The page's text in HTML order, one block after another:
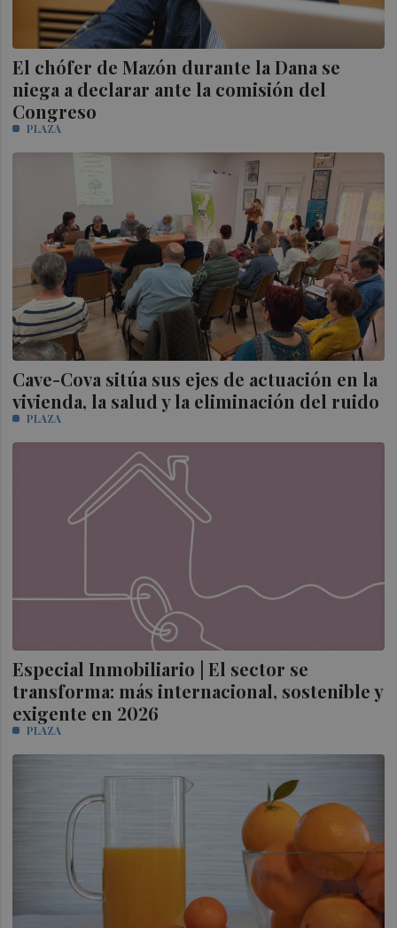
El chófer de Mazón durante la Dana se
niega a declarar ante la comisión del
Congreso
PLAZA
Cave-Cova sitúa sus ejes de actuación en la
vivienda, la salud y la eliminación del ruido
PLAZA
Especial Inmobiliario | El sector se
transforma: más internacional, sostenible y
exigente en 2026
PLAZA